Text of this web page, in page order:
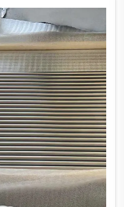
intercambiadores